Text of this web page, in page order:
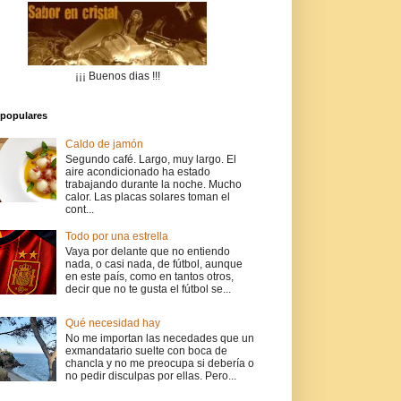
¡¡¡ Buenos dias !!!
Caldo de jamón
Segundo café. Largo, muy largo. El
aire acondicionado ha estado
trabajando durante la noche. Mucho
calor. Las placas solares toman el
cont...
Todo por una estrella
Vaya por delante que no entiendo
nada, o casi nada, de fútbol, aunque
en este país, como en tantos otros,
decir que no te gusta el fútbol se...
Qué necesidad hay
No me importan las necedades que un
exmandatario suelte con boca de
chancla y no me preocupa si debería o
no pedir disculpas por ellas. Pero...